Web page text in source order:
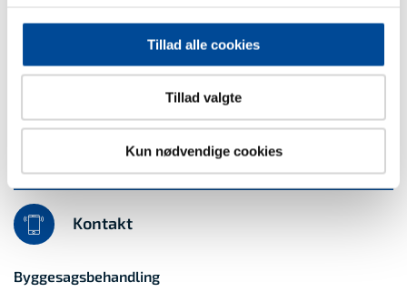
Tillad alle cookies
Tillad valgte
Kun nødvendige cookies
Byg & Miljø
Kontakt
Byggesagsbehandling